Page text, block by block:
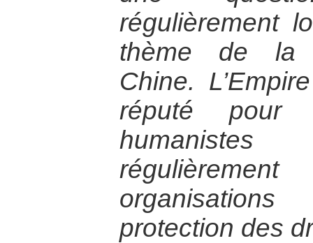
régulièrement
thème de la
Chine.
réputé pour
protection des